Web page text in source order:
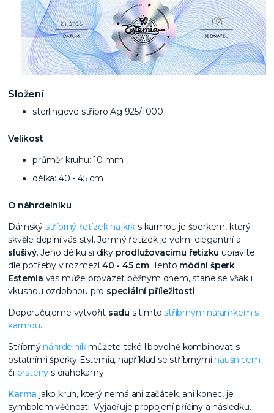
Složení
sterlingové stříbro Ag 925/1000
Velikost
průměr kruhu: 10 mm
délka: 40 - 45 cm
O náhrdelníku
Dámský stříbrný řetízek na krk s karmou je šperkem, který
skvěle doplní váš styl. Jemný řetízek je velmi elegantní a
slušivý. Jeho délku si díky prodlužovacímu řetízku upravíte
dle potřeby v rozmezí40 - 45 cm. Tento módní šperk
Estemia vás může provázet běžným dnem, stane se však i
vkusnou ozdobnou pro speciální příležitosti.
Doporučujeme vytvořit sadu s tímtostříbrným náramkem s
karmou.
Stříbrný náhrdelníkmůžete také libovolně kombinovat s
ostatními šperky Estemia, například se stříbrnými náušnicemi
či prsteny s drahokamy.
Karma jako kruh, který nemá ani začátek, ani konec, je
symbolem věčnosti. Vyjadřuje propojení příčiny a následku.